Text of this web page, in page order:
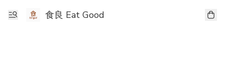
食良 Eat Good